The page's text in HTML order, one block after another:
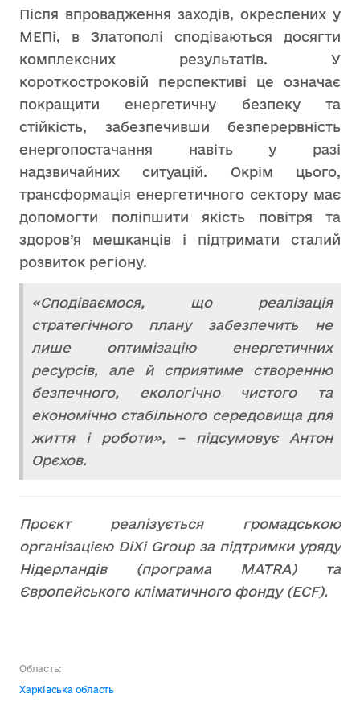
Після впровадження заходів, окреслених у
МЕПі, в Златополі сподіваються досягти
комплексних результатів. У
короткостроковій перспективі це означає
покращити енергетичну безпеку та
стійкість, забезпечивши безперервність
енергопостачання навіть у разі
надзвичайних ситуацій. Окрім цього,
трансформація енергетичного сектору має
допомогти поліпшити якість повітря та
здоров’я мешканців і підтримати сталий
розвиток регіону.
«Сподіваємося, що реалізація
стратегічного плану забезпечить не
лише оптимізацію енергетичних
ресурсів, але й сприятиме створенню
безпечного, екологічно чистого та
економічно стабільного середовища для
життя і роботи», – підсумовує
Антон
Орєхов.
Проєкт реалізується громадською
організацією DiXi Group за підтримки уряду
Нідерландів (програма MATRA) та
Європейського кліматичного фонду (ECF).
Область:
Харківська область